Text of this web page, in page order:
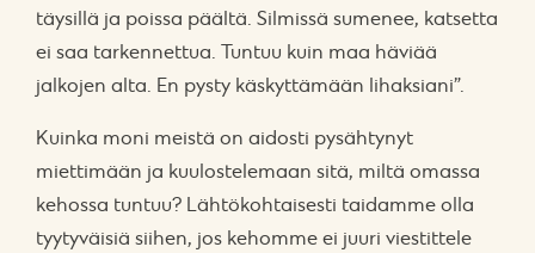
täysillä ja poissa päältä. Silmissä sumenee, katsetta
ei saa tarkennettua. Tuntuu kuin maa häviää
jalkojen alta. En pysty käskyttämään lihaksiani”.
Kuinka moni meistä on aidosti pysähtynyt
miettimään ja kuulostelemaan sitä, miltä omassa
kehossa tuntuu? Lähtökohtaisesti taidamme olla
tyytyväisiä siihen, jos kehomme ei juuri viestittele